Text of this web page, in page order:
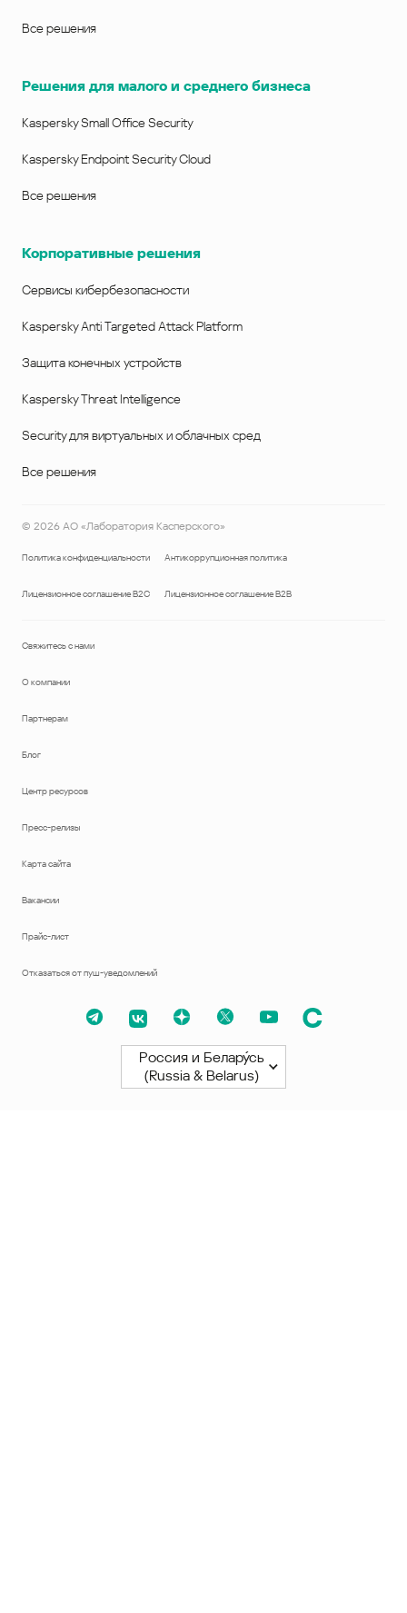
Все решения
Решения для малого и среднего бизнеса
Kaspersky Small Office Security
Kaspersky Endpoint Security Cloud
Все решения
Корпоративные решения
Сервисы кибербезопасности
Kaspersky Anti Targeted Attack Platform
Защита конечных устройств
Kaspersky Threat Intelligence
Security для виртуальных и облачных сред
Все решения
© 2026 АО «Лаборатория Касперского»
Политика конфиденциальности Антикоррупционная политика
Лицензионное соглашение B2C Лицензионное соглашение B2B
Свяжитесь с нами
О компании
Партнерам
Блог
Центр ресурсов
Пресс-релизы
Карта сайта
Вакансии
Прайс-лист
Отказаться от пуш-уведомлений
Россия и Белару́сь
(Russia & Belarus)